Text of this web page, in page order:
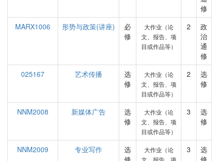
修
MARX1006
形势与政策(讲座)
必
修
大作业（论
文、报告、项
目或作品等）
2
政
治
通
修
025167
艺术传播
选
修
大作业（论
文、报告、项
目或作品等）
2
选
修
NNM2008 新媒体广告
选
修
大作业（论
文、报告、项
目或作品等）
3
选
修
NNM2009 专业写作
选
修
大作业（论
文、报告、项
3
选
修